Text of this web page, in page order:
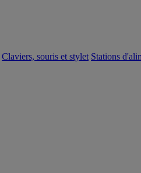
Claviers, souris et stylet Stations